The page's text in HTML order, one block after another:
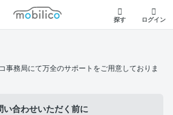
モビリコ
探す ログイン
事務局にて万全のサポートをご用意しておりま
い合わせいただく前に